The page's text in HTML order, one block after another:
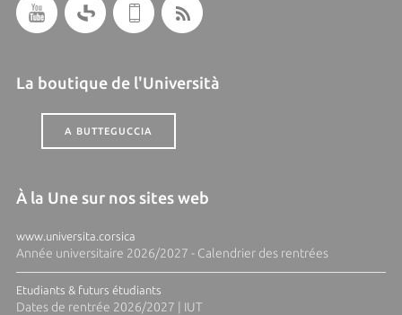
La boutique de l'Università
A BUTTEGUCCIA
À la Une sur nos sites web
www.universita.corsica
Année universitaire 2026/2027 - Calendrier des rentrées
Etudiants & futurs étudiants
Dates de rentrée 2026/2027 | IUT